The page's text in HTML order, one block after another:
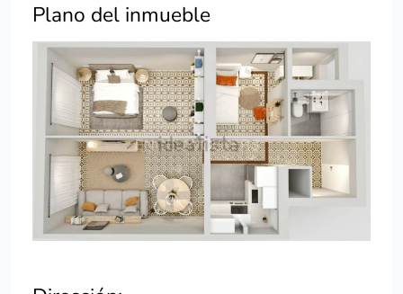
Plano del inmueble